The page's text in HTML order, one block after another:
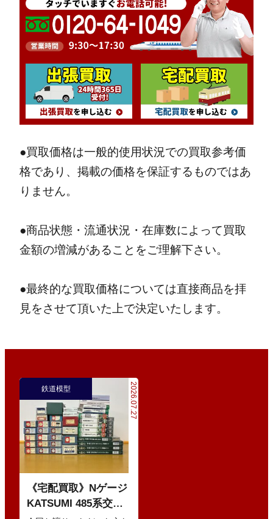
●買取価格は一般的使用状況での買取参考価
格であり、掲載の価格を保証するものではあ
りません。
●商品状態・流通状況・在庫数によって買取
金額の増減があることをご理解下さい。
●最終的な買取価格については直接商品を拝
見をさせて頂いた上で決定いたします。
2026.07.27
鉄道模型
《宅配買取》Nゲージ
KATSUMI 485系交直